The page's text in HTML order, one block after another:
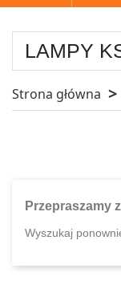
LAMPY
Strona główna
Przepraszamy
Wyszukaj